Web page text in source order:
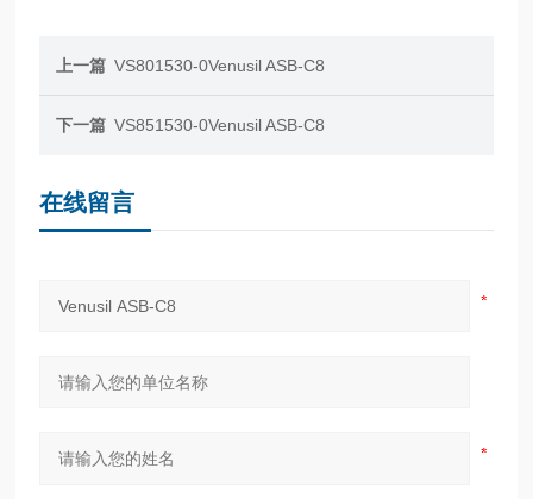
上一篇 VS801530-0Venusil ASB-C8
下一篇 VS851530-0Venusil ASB-C8
在线留言